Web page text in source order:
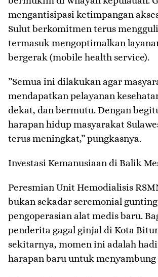
mengantisipasi ketimpangan
Sulut berkomitmen terus
termasuk mengoptimalkan
bergerak (mobile health service).
​”Semua ini dilakukan agar
mendapatkan pelayanan
dekat, dan bermutu. Dengan
harapan hidup masyarakat
terus meningkat,” pungkasnya.
​Investasi Kemanusiaan di Balik
​Peresmian Unit Hemodialisis
bukan sekadar seremonial
pengoperasian alat medis baru.
penderita gagal ginjal di Kota
sekitarnya, momen ini adalah
harapan baru untuk